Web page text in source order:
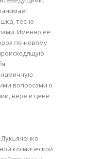
тесно
Именно её
по-новому
вопросами о
вере и цене
космической